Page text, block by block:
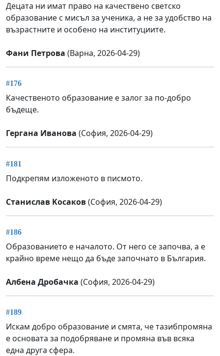
Децата ни имат право на качествено светско
образование с мисъл за ученика, а не за удобство на
възрастните и особено на институциите.
Фани Петрова (Варна, 2026-04-29)
#176
Качественото образование е залог за по-добро
бъдеще.
Гергана Иванова (София, 2026-04-29)
#181
Подкрепям изложеното в писмото.
Станислав Kосаков(София, 2026-04-29)
#186
Образованието е началото. От него се започва, а е
крайно време нещо да бъде започнато в България.
Албена Дробачка (София, 2026-04-29)
#189
Искам добро образование и смята, че тазибпромяна
е основата за подобряване и промяна във всяка
една друга сфера.